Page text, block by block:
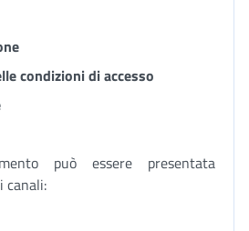
condizioni di accesso
può essere presentata
canali: